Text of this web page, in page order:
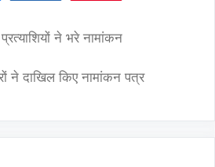
ने भरे नामांकन
ने दाखिल किए नामांकन पत्र